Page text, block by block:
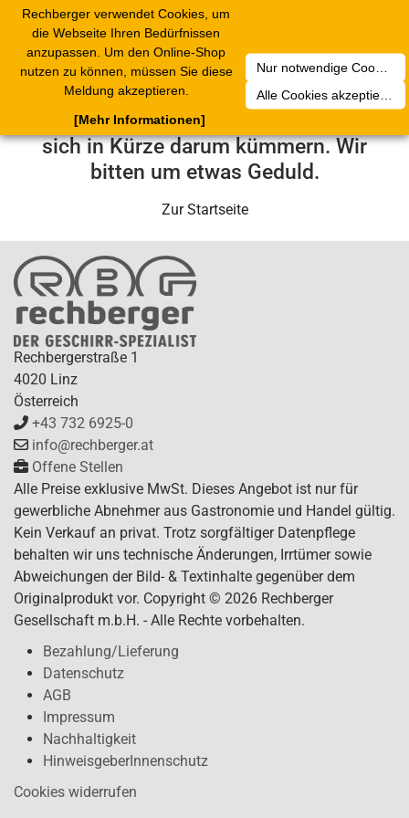
Rechberger verwendet Cookies, um
die Webseite Ihren Bedürfnissen
anzupassen. Um den Online-Shop
nutzen zu können, müssen Sie diese
Meldung akzeptieren.
Nur notwendige Cookies akzeptieren
Alle Cookies akzeptieren
[Mehr Informationen]
Leider ist ein technischer Fehler
aufgetreten. Unser Service-Team wird
sich in Kürze darum kümmern. Wir
bitten um etwas Geduld.
Zur Startseite
Rechbergerstraße 1
4020 Linz
Österreich
+43 732 6925-0
info@rechberger.at
Offene Stellen
Alle Preise exklusive MwSt. Dieses Angebot ist nur für
gewerbliche Abnehmer aus Gastronomie und Handel gültig.
Kein Verkauf an privat. Trotz sorgfältiger Datenpflege
behalten wir uns technische Änderungen, Irrtümer sowie
Abweichungen der Bild- & Textinhalte gegenüber dem
Originalprodukt vor. Copyright © 2026 Rechberger
Gesellschaft m.b.H. - Alle Rechte vorbehalten.
Bezahlung/Lieferung
Datenschutz
AGB
Impressum
Nachhaltigkeit
HinweisgeberInnenschutz
Cookies widerrufen